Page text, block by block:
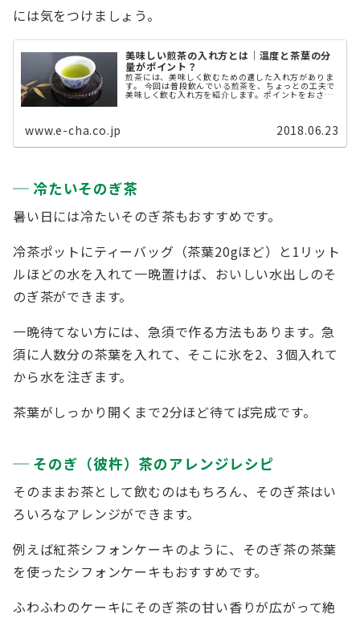
には気をつけましょう。
美味しい煎茶の入れ方とは｜温度と茶葉の分
量がポイント？
煎茶には、美味しく飲むための適した入れ方がありま
す。 今回は普段飲んでいる煎茶を、ちょっとの工夫で
美味しく飲む入れ方を紹介します。ポイントをおさえ
www.e-cha.co.jp 2018.06.23
冷たいそのぎ茶
暑い日には冷たいそのぎ茶もおすすめです。
冷茶ポットにティーバッグ（茶葉20gほど）と1リット
ルほどの水を入れて一晩置けば、おいしい水出しのそ
のぎ茶ができます。
一晩待てない方には、急須で作る方法もあります。急
須に人数分の茶葉を入れて、そこに氷を2、3個入れて
から水を注ぎます。
茶葉がしっかり開くまで2分ほど待てば完成です。
そのぎ（彼杵）茶のアレンジレシピ
そのままお茶として飲むのはもちろん、そのぎ茶はい
ろいろなアレンジができます。
例えば紅茶シフォンケーキのように、そのぎ茶の茶葉
を使ったシフォンケーキもおすすめです。
ふわふわのケーキにそのぎ茶の甘い香りが広がって絶